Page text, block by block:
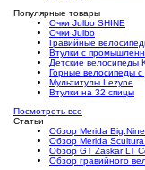
Популярные товары
Очки Julbo SHINE
Очки Julbo
Гравийные
Втулки с
Детские велосипеды
Горные велосипеды
Мультитулы Lezyne
Втулки на 32 спицы
Посмотреть все
Статьи
Обзор Merida
Обзор Merida
Обзор GT Zaskar LT
Обзор гравийного